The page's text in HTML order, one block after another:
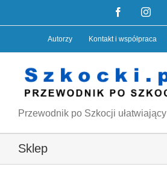
do
Facebook
Autorzy Kontakt i współpraca
Przewodnik po Szkocji
Sklep